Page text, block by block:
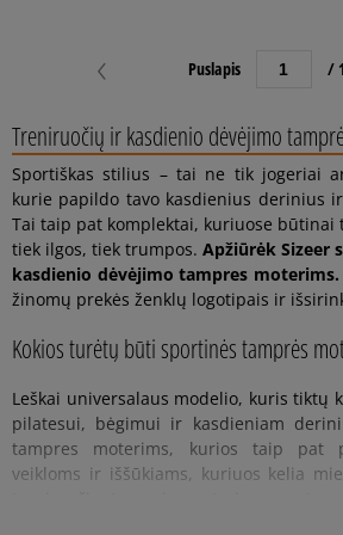
Puslapis / 1
Treniruočių ir kasdienio dėvėjimo
Sportiškas stilius – tai ne tik jogeriai
kurie papildo tavo kasdienius derinius
Tai taip pat komplektai, kuriuose
tiek ilgos, tiek trumpos. Apžiūrėk Sizeer
kasdienio dėvėjimo tampres moterims.
žinomų prekės ženklų logotipais ir
Kokios turėtų būti sportinės tamprės
Leškai universalaus modelio, kuris tiktų
pilatesui, bėgimui ir kasdieniam
tampres moterims, kurios taip pat
veikloms ir iššūkiams, kuriuos kelia
orą ir puikiai priglunda prie figūros.
Moteriškos tamprės su plačiomis
O jei galvoji apie sportines tampres
Renkantis treniruočių tampres
Jei jau pasirinkai konkretų prekės
Kokią tamprių medžiagą ir kirpimą turėtum
Prieš nuspręsdama įsigyti, verta
Tamprės moterims jogos, pilateso